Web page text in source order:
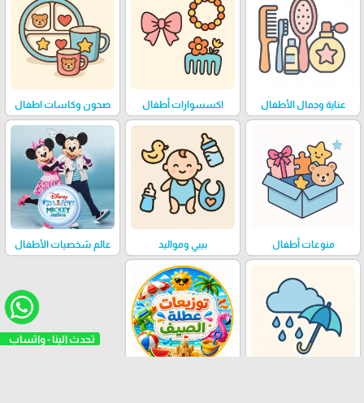
تحدث
عناية وجمال الأطفال اكسسوارات أطفال صحون وكاسات اطفال
منوعات أطفال بيبي ومواليد عالم شخصيات الأطفال